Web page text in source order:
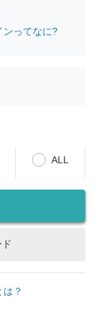
ンってなに?
ALL
？